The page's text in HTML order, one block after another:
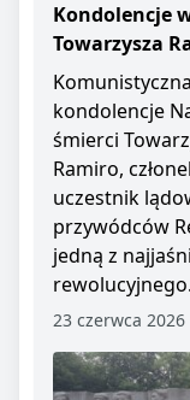
Kondolencje
Towarzysza
kondolencje
śmierci
Ramiro,
uczestnik
przywódców
jedną z
23 czerwca 2026